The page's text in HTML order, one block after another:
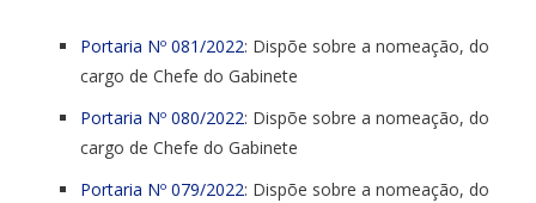
Portaria Nº 081/2022: Dispõe sobre a nomeação, do
cargo de Chefe do Gabinete
Portaria Nº 080/2022: Dispõe sobre a nomeação, do
cargo de Chefe do Gabinete
Portaria Nº 079/2022: Dispõe sobre a nomeação, do